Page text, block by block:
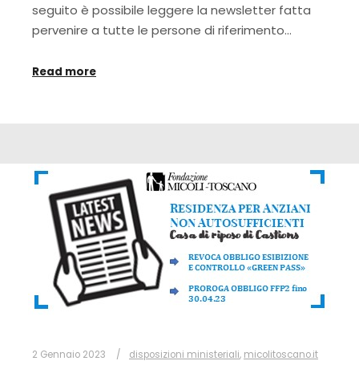
seguito è possibile leggere la newsletter fatta
pervenire a tutte le persone di riferimento…
Read more
2 Gennaio 2023 disposizioni ministeriali, micolitoscano.it